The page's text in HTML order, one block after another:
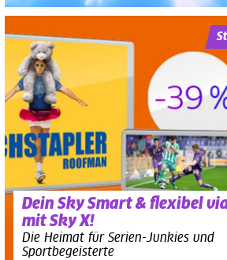
Dein Sky Smart & flexibel
mit Sky X!
Die Heimat für Serien-Junkies und
Sportbegeisterte